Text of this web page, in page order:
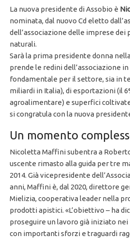
La nuova presidente di Assobio è
nominata, dal nuovo Cd eletto
dell’associazione delle imprese dei
naturali.
Sarà la prima presidente donna
prende le redini dell’associazione
fondamentale per il settore, sia in
miliardi in Italia), di esportazioni (il
agroalimentare) e superfici coltivate
si congratula con la nuova
Un momento
Nicoletta Maffini subentra a
uscente rimasto alla guida per tre
2014. Già vicepresidente
anni, Maffini è, dal 2020, direttore
Mielizia, cooperativa leader nella
prodotti apistici. «L’obiettivo – ha
proseguire un lavoro già iniziato
con importanti sforzi e traguardi